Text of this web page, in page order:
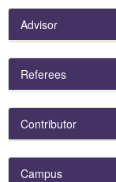
Advisor
Referees
Contributor
Campus